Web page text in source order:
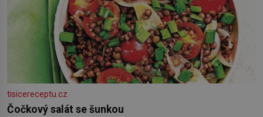
tisicereceptu.cz
Čočkový salát se šunkou